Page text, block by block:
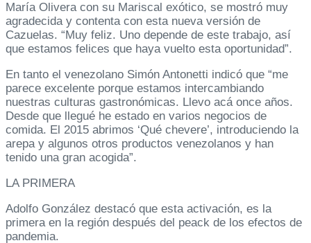
María Olivera con su Mariscal exótico, se mostró muy
agradecida y contenta con esta nueva versión de
Cazuelas. “Muy feliz. Uno depende de este trabajo, así
que estamos felices que haya vuelto esta oportunidad”.
En tanto el venezolano Simón Antonetti indicó que “me
parece excelente porque estamos intercambiando
nuestras culturas gastronómicas. Llevo acá once años.
Desde que llegué he estado en varios negocios de
comida. El 2015 abrimos ‘Qué chevere’, introduciendo la
arepa y algunos otros productos venezolanos y han
tenido una gran acogida”.
LA PRIMERA
Adolfo González destacó que esta activación, es la
primera en la región después del peack de los efectos de
pandemia.